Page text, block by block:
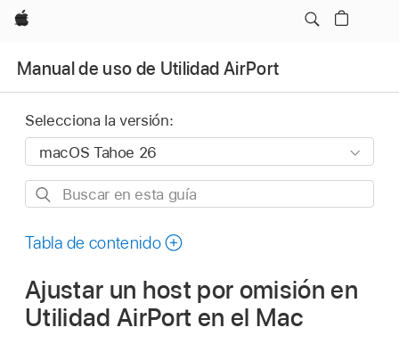
Apple
Manual de uso de Utilidad AirPort
Selecciona la versión:
Buscar
esta
Tabla de contenido
Ajustar un host por omisión en
Utilidad AirPort en el Mac